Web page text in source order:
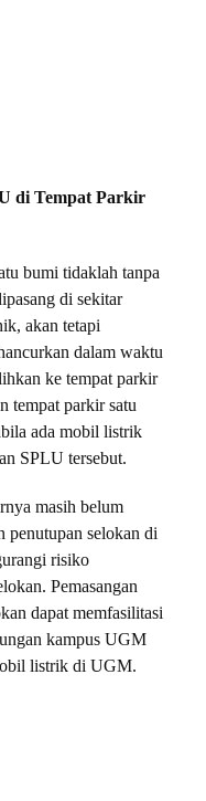
di Tempat Parkir
bumi tidaklah tanpa
di sekitar
akan tetapi
dalam waktu
ke tempat parkir
tempat parkir satu
ada mobil listrik
SPLU tersebut.
masih belum
penutupan selokan di
risiko
Pemasangan
dapat memfasilitasi
kampus UGM
listrik di UGM.